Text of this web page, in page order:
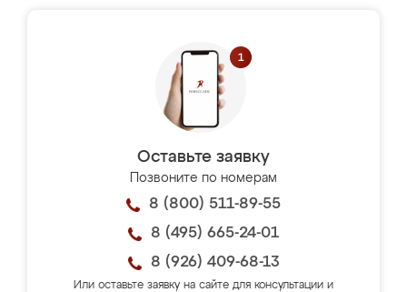
Оставьте заявку
Позвоните по номерам
8 (800) 511-89-55
8 (495) 665-24-01
8 (926) 409-68-13
Или оставьте заявку на сайте для консультации и